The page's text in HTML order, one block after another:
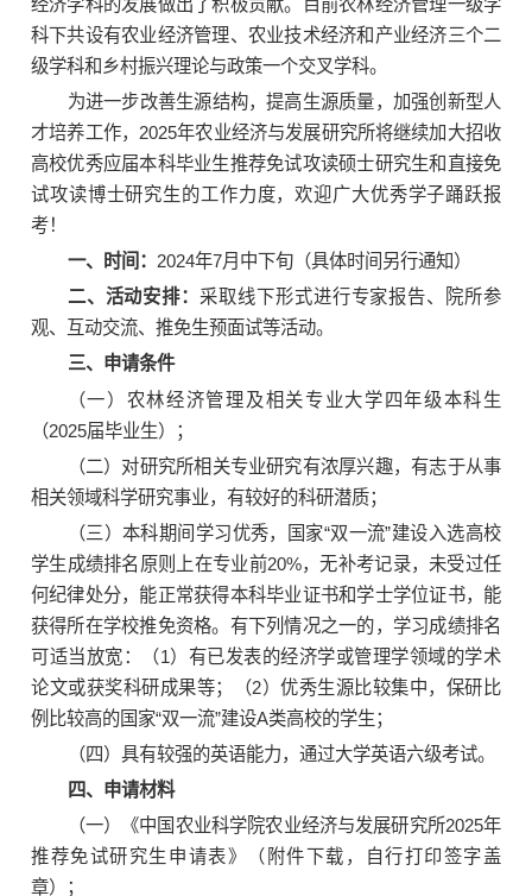
经济学科的发展做出了积极贡献。目前农林经济管理一级学
科下共设有农业经济管理、农业技术经济和产业经济三个二
级学科和乡村振兴理论与政策一个交叉学科。
为进一步改善生源结构，提高生源质量，加强创新型人
才培养工作，2025年农业经济与发展研究所将继续加大招收
高校优秀应届本科毕业生推荐免试攻读硕士研究生和直接免
试攻读博士研究生的工作力度，欢迎广大优秀学子踊跃报
考！
一、时间： 2024年7月中下旬（具体时间另行通知）
二、活动安排： 采取线下形式进行专家报告、院所参
观、互动交流、推免生预面试等活动。
三、申请条件
（一）农林经济管理及相关专业大学四年级本科生
（2025届毕业生）；
（二）对研究所相关专业研究有浓厚兴趣，有志于从事
相关领域科学研究事业，有较好的科研潜质；
（三）本科期间学习优秀，国家“双一流”建设入选高校
学生成绩排名原则上在专业前20%，无补考记录，未受过任
何纪律处分，能正常获得本科毕业证书和学士学位证书，能
获得所在学校推免资格。有下列情况之一的，学习成绩排名
可适当放宽：（1）有已发表的经济学或管理学领域的学术
论文或获奖科研成果等；（2）优秀生源比较集中，保研比
例比较高的国家“双一流”建设A类高校的学生；
（四）具有较强的英语能力，通过大学英语六级考试。
四、申请材料
（一）《中国农业科学院农业经济与发展研究所2025年
推荐免试研究生申请表》（附件下载，自行打印签字盖
章）；